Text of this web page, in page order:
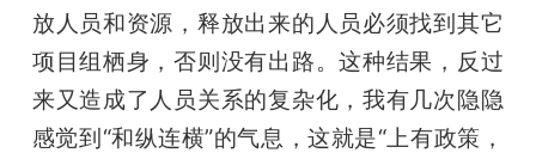
放人员和资源，释放出来的人员必须找到其它
项目组栖身，否则没有出路。这种结果，反过
来又造成了人员关系的复杂化，我有几次隐隐
感觉到“和纵连横”的气息，这就是“上有政策，